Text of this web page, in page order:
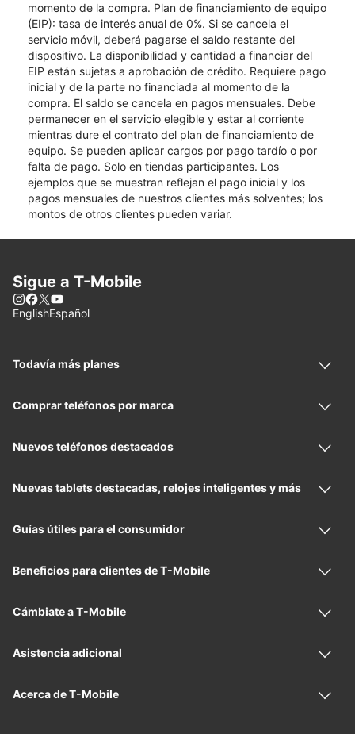
momento de la compra. Plan de financiamiento de equipo
(EIP): tasa de interés anual de 0%. Si se cancela el
servicio móvil, deberá pagarse el saldo restante del
dispositivo. La disponibilidad y cantidad a financiar del
EIP están sujetas a aprobación de crédito. Requiere pago
inicial y de la parte no financiada al momento de la
compra. El saldo se cancela en pagos mensuales. Debe
permanecer en el servicio elegible y estar al corriente
mientras dure el contrato del plan de financiamiento de
equipo. Se pueden aplicar cargos por pago tardío o por
falta de pago. Solo en tiendas participantes. Los
ejemplos que se muestran reflejan el pago inicial y los
pagos mensuales de nuestros clientes más solventes; los
montos de otros clientes pueden variar.